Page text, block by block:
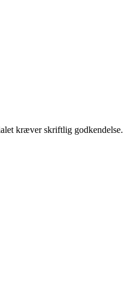
kræver skriftlig godkendelse.